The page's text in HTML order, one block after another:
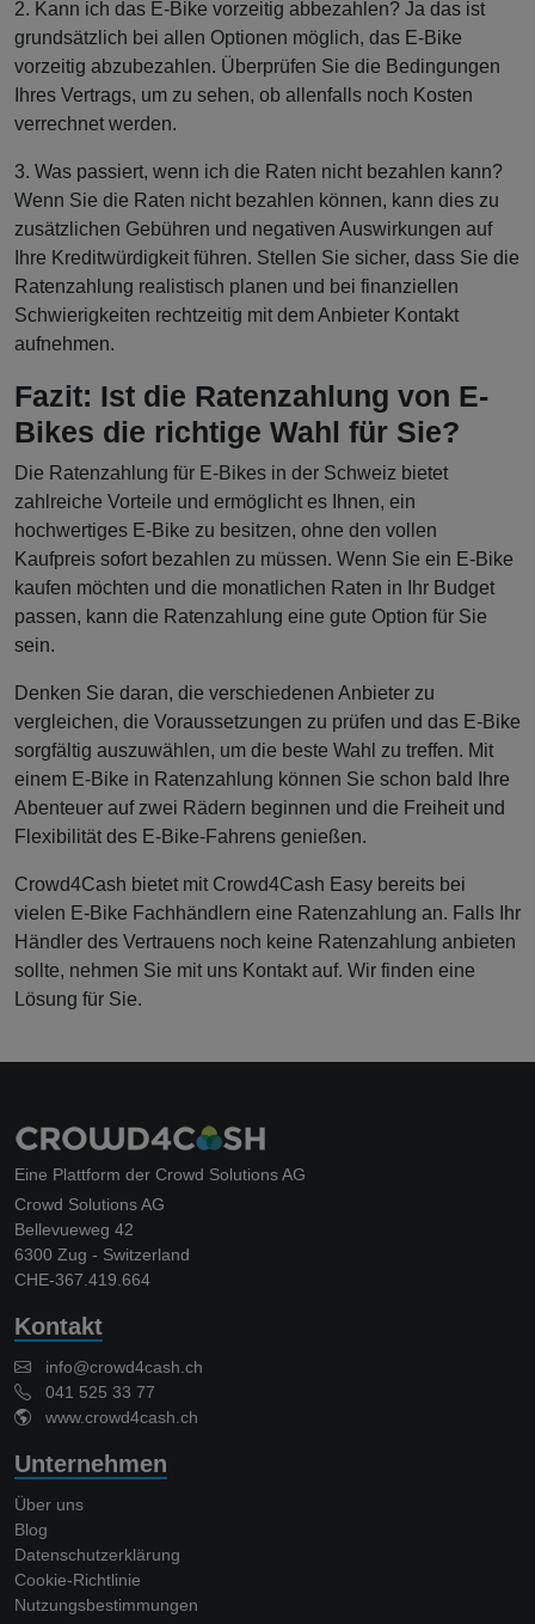
2. Kann ich das E-Bike vorzeitig abbezahlen? Ja das ist
grundsätzlich bei allen Optionen möglich, das E-Bike
vorzeitig abzubezahlen. Überprüfen Sie die Bedingungen
Ihres Vertrags, um zu sehen, ob allenfalls noch Kosten
verrechnet werden.
3. Was passiert, wenn ich die Raten nicht bezahlen kann?
Wenn Sie die Raten nicht bezahlen können, kann dies zu
zusätzlichen Gebühren und negativen Auswirkungen auf
Ihre Kreditwürdigkeit führen. Stellen Sie sicher, dass Sie die
Ratenzahlung realistisch planen und bei finanziellen
Schwierigkeiten rechtzeitig mit dem Anbieter Kontakt
aufnehmen.
Fazit: Ist die Ratenzahlung von E-
Bikes die richtige Wahl für Sie?
Die Ratenzahlung für E-Bikes in der Schweiz bietet
zahlreiche Vorteile und ermöglicht es Ihnen, ein
hochwertiges E-Bike zu besitzen, ohne den vollen
Kaufpreis sofort bezahlen zu müssen. Wenn Sie ein E-Bike
kaufen möchten und die monatlichen Raten in Ihr Budget
passen, kann die Ratenzahlung eine gute Option für Sie
sein.
Denken Sie daran, die verschiedenen Anbieter zu
vergleichen, die Voraussetzungen zu prüfen und das E-Bike
sorgfältig auszuwählen, um die beste Wahl zu treffen. Mit
einem E-Bike in Ratenzahlung können Sie schon bald Ihre
Abenteuer auf zwei Rädern beginnen und die Freiheit und
Flexibilität des E-Bike-Fahrens genießen.
Crowd4Cash bietet mit Crowd4Cash Easy bereits bei
vielen E-Bike Fachhändlern eine Ratenzahlung an. Falls Ihr
Händler des Vertrauens noch keine Ratenzahlung anbieten
sollte, nehmen Sie mit uns Kontakt auf. Wir finden eine
Lösung für Sie.
Eine Plattform der Crowd Solutions AG
Crowd Solutions AG
Bellevueweg 42
6300 Zug - Switzerland
CHE-367.419.664
Kontakt
info@crowd4cash.ch
041 525 33 77
www.crowd4cash.ch
Unternehmen
Über uns
Blog
Datenschutzerklärung
Cookie-Richtlinie
Nutzungsbestimmungen